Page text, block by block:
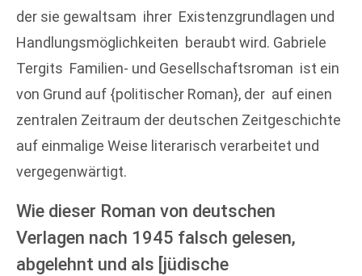
der sie gewaltsam ihrer Existenzgrundlagen und
Handlungsmöglichkeiten beraubt wird. Gabriele
Tergits Familien- und Gesellschaftsroman ist ein
von Grund auf {politischer Roman}, der auf einen
zentralen Zeitraum der deutschen Zeitgeschichte
auf einmalige Weise literarisch verarbeitet und
vergegenwärtigt.
Wie dieser Roman von deutschen
Verlagen nach 1945 falsch gelesen,
abgelehnt und als [jüdische